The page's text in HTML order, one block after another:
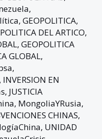
,
,GEOPOLITICA,
DEL ARTICO,
,GEOPOLITICA
GLOBAL,
,
, INVERSION EN
, JUSTICIA
, MongoliaYRusia,
CHINAS,
, UNIDAD